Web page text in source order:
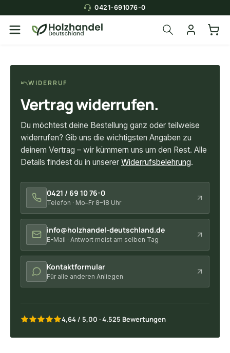
0421-691076-0
WIDERRUF
Vertrag widerrufen.
Du möchtest deine Bestellung ganz oder teilweise
widerrufen? Gib uns die wichtigsten Angaben zu
deinem Vertrag – wir kümmern uns um den Rest. Alle
Details findest du in unserer Widerrufsbelehrung.
0421 / 69 10 76-0
Telefon · Mo–Fr 8–18 Uhr
info@holzhandel-deutschland.de
E-Mail · Antwort meist am selben Tag
Kontaktformular
Für alle anderen Anliegen
4,64 / 5,00 · 4.525 Bewertungen